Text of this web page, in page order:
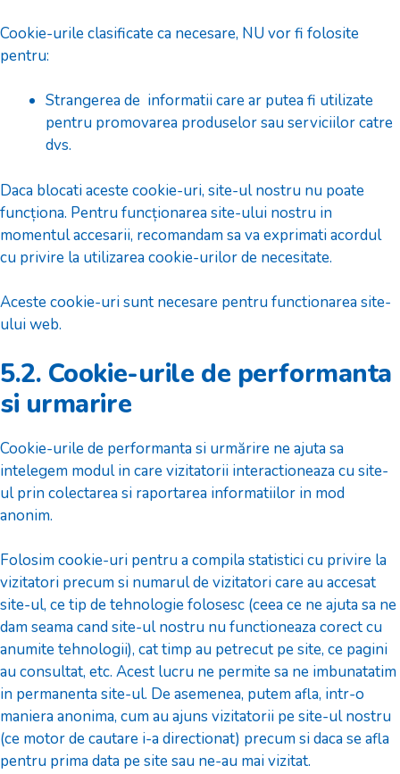
Cookie-urile clasificate ca necesare, NU vor fi folosite
pentru:
Strangerea de informatii care ar putea fi utilizate
pentru promovarea produselor sau serviciilor catre
dvs.
Daca blocati aceste cookie-uri, site-ul nostru nu poate
funcționa. Pentru funcționarea site-ului nostru in
momentul accesarii, recomandam sa va exprimati acordul
cu privire la utilizarea cookie-urilor de necesitate.
Aceste cookie-uri sunt necesare pentru functionarea site-
ului web.
5.2. Cookie-urile de performanta
si urmarire
Cookie-urile de performanta si urmărire ne ajuta sa
intelegem modul in care vizitatorii interactioneaza cu site-
ul prin colectarea si raportarea informatiilor in mod
anonim.
Folosim cookie-uri pentru a compila statistici cu privire la
vizitatori precum si numarul de vizitatori care au accesat
site-ul, ce tip de tehnologie folosesc (ceea ce ne ajuta sa ne
dam seama cand site-ul nostru nu functioneaza corect cu
anumite tehnologii), cat timp au petrecut pe site, ce pagini
au consultat, etc. Acest lucru ne permite sa ne imbunatatim
in permanenta site-ul. De asemenea, putem afla, intr-o
maniera anonima, cum au ajuns vizitatorii pe site-ul nostru
(ce motor de cautare i-a directionat) precum si daca se afla
pentru prima data pe site sau ne-au mai vizitat.